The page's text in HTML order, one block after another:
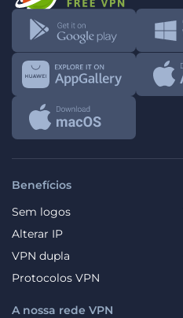
Benefícios
Sem logos
Alterar IP
VPN dupla
Protocolos VPN
A nossa rede VPN